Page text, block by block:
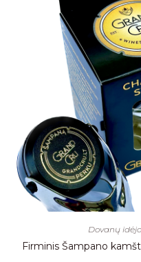
Dovanų
Firminis Šampano